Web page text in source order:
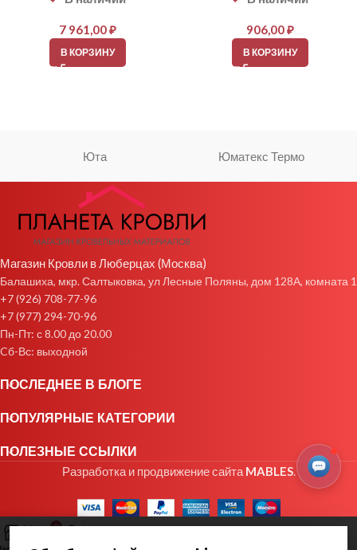
7 961,00₽
В КОРЗИНУ
906,00₽
В КОРЗИНУ
Юта Юматекс Термо
Магазин Кровли в Люберцах (Москва)
Балашиха, мкр. Салтыковка, ул Лесные Поляны, дом 128А, комната 1
+7 (926) 708-77-96
+7 (977) 294-70-96
Пн-Пт: с 8.00 до 20.00
Cб-Вс: выходной
ПОСЛЕДНЕЕ В БЛОГЕ
ПОПУЛЯРНЫЕ КАТЕГОРИИ
ПОЛЕЗНЫЕ ССЫЛКИ
Разработка и продвижение сайтаMABLES.
0